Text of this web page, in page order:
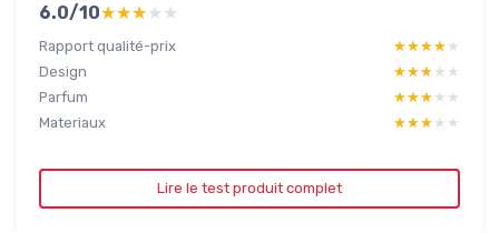
6.0/10★★★★★
★★★★★
Rapport qualité-prix ★★★★★
★★★★★
Design
★★★★★
★★★★★
Parfum
★★★★★
★★★★★
Materiaux
★★★★★
★★★★★
Lire le test produit complet